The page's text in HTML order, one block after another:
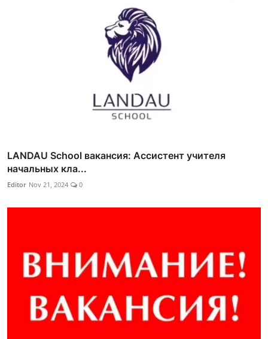
LANDAU School вакансия: Ассистент учителя
начальных кла...
Editor Nov 21, 2024 0